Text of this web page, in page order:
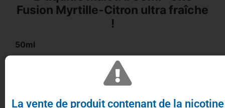
Fusion Myrtille-Citron ultra fraîche
!
50ml
La vente de produit contenant de la nicotine